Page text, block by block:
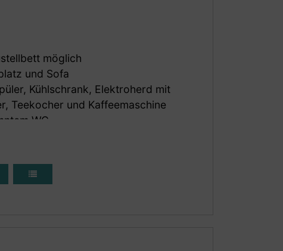
möglich
und Sofa
Kühlschrank, Elektroherd mit
Teekocher und Kaffeemaschine
WC